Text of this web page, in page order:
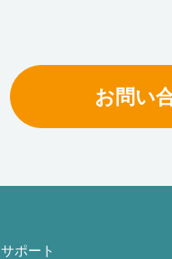
お問い
サポート